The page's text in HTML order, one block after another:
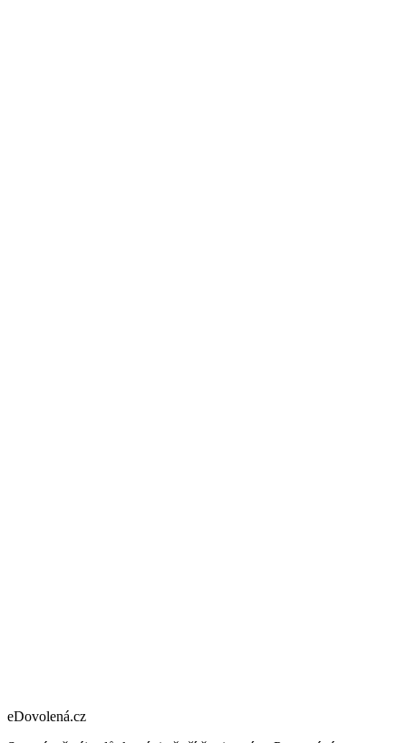
eDovolená.cz